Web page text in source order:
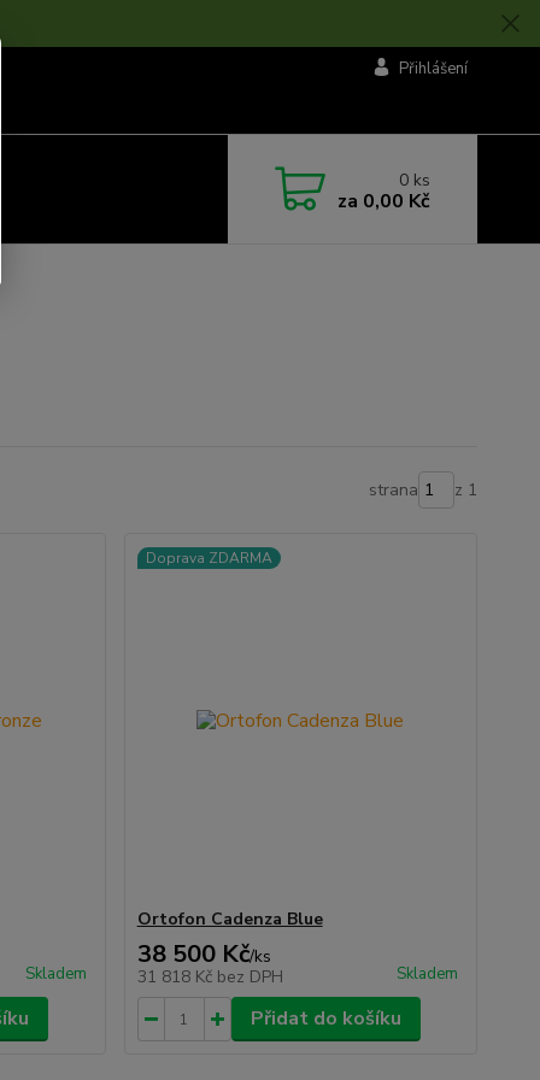
Přihlášení
0 ks
za 0,00 Kč
strana z 1
Skladem
Doprava ZDARMA
Ortofon Cadenza Blue
38 500 Kč/ks
31 818 Kč bez DPH Skladem
Přidat do košíku